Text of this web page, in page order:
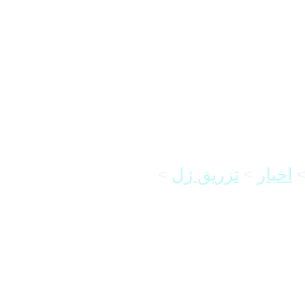
اخبار تزریق ژل